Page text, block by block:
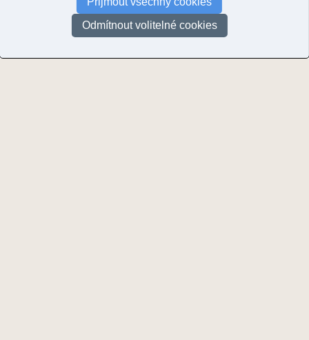
UPOZORNĚNÍ: Nejsou zobrazeny všechny fotografie v okolí! U většiny
nemohou být zobrazeny. Další fotografie můžete najít například
Odmítnout volitelné cookies